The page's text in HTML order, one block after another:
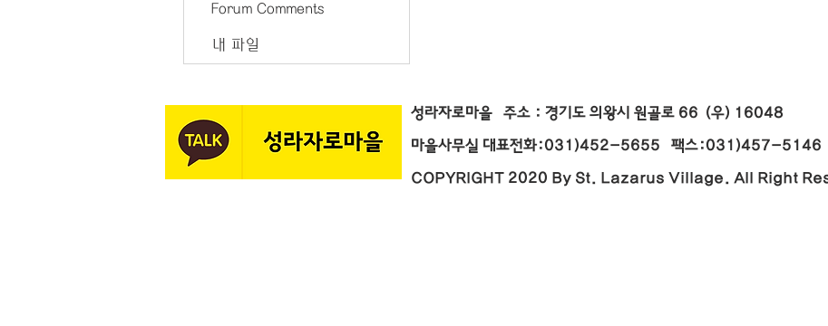
Forum Comments
내 파일
성라자로마을 주소 : 경기도 의왕시 원골로 66 (우)
마을사무실 대표전화:031)452-5655 팩스:031)457-
COPYRIGHT 2020 By St. Lazarus Village. All Right